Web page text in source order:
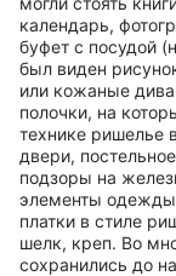
календарь,
буфет с посудой
был виден
или кожаные
полочки, на
технике ришелье
двери,
подзоры на
элементы
платки в стиле
шелк, креп. Во
сохранились до